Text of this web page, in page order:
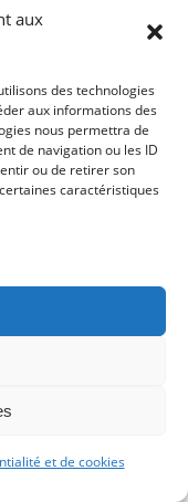
aux
des technologies
aux informations des
nous permettra de
de navigation ou les ID
ou de retirer son
caractéristiques
et de cookies